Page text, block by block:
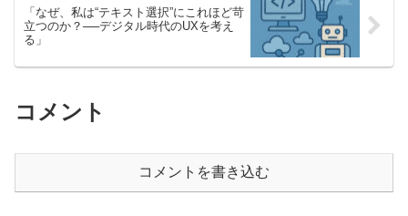
「なぜ、私は“テキスト選択”にこれほど苛
立つのか？──デジタル時代のUXを考え
る」
コメント
コメントを書き込む